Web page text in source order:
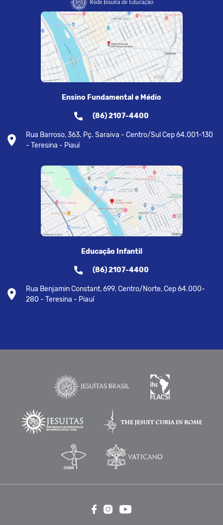
Ensino Fundamental e Médio
(86) 2107-4400
Rua Barroso, 363. Pç. Saraiva - Centro/Sul Cep 64.001-130
- Teresina - Piauí
Educação Infantil
(86) 2107-4400
Rua Benjamin Constant, 699. Centro/Norte, Cep 64.000-
280 - Teresina - Piauí